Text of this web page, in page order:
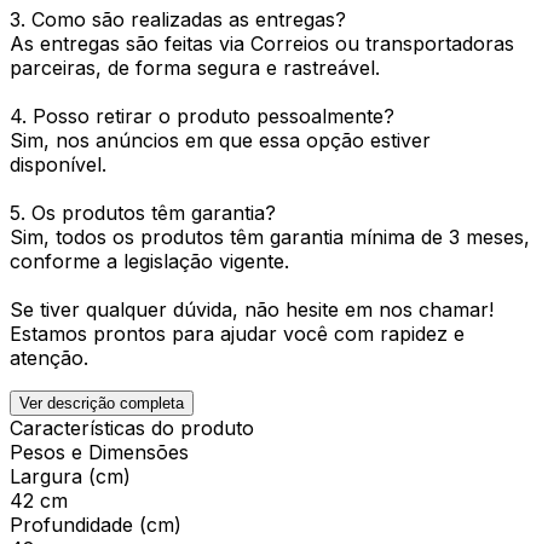
3. Como são realizadas as entregas?
As entregas são feitas via Correios ou transportadoras
parceiras, de forma segura e rastreável.
4. Posso retirar o produto pessoalmente?
Sim, nos anúncios em que essa opção estiver
disponível.
5. Os produtos têm garantia?
Sim, todos os produtos têm garantia mínima de 3 meses,
conforme a legislação vigente.
Se tiver qualquer dúvida, não hesite em nos chamar!
Estamos prontos para ajudar você com rapidez e
atenção.
Ver descrição completa
Características do produto
Pesos e Dimensões
Largura (cm)
42 cm
Profundidade (cm)